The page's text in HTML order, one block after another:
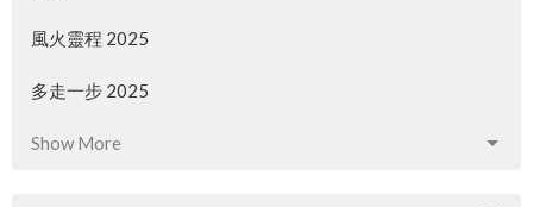
風火靈程 2025
多走一步 2025
Show More